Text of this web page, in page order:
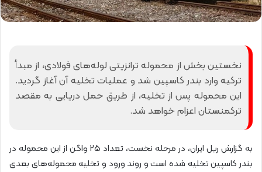
نخستین بخش از محموله ترانزیتی لوله‌های فولادی، از مبدأ
ترکیه وارد بندر کاسپین شد و عملیات تخلیه آن آغاز گردید.
این محموله پس از تخلیه، از طریق حمل دریایی به مقصد
ترکمنستان اعزام خواهد شد.
به گزارش ریل ایران، در مرحله نخست، تعداد ۲۵ واگن از این محموله در
بندر کاسپین تخلیه شده است و روند ورود و تخلیه محموله‌های بعدی